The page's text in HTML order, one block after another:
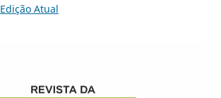
Edição Atual